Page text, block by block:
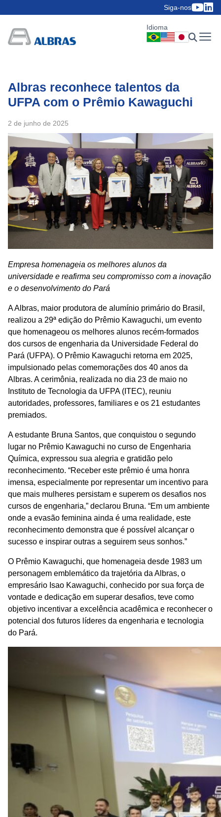
Siga-nos
Idioma
Albras reconhece talentos da
UFPA com o Prêmio Kawaguchi
2 de junho de 2025
Empresa homenageia os melhores alunos da
universidade e reafirma seu compromisso com a inovação
e o desenvolvimento do Pará
A Albras, maior produtora de alumínio primário do Brasil,
realizou a 29ª edição do Prêmio Kawaguchi, um evento
que homenageou os melhores alunos recém-formados
dos cursos de engenharia da Universidade Federal do
Pará (UFPA). O Prêmio Kawaguchi retorna em 2025,
impulsionado pelas comemorações dos 40 anos da
Albras. A cerimônia, realizada no dia 23 de maio no
Instituto de Tecnologia da UFPA (ITEC), reuniu
autoridades, professores, familiares e os 21 estudantes
premiados.
A estudante Bruna Santos, que conquistou o segundo
lugar no Prêmio Kawaguchi no curso de Engenharia
Química, expressou sua alegria e gratidão pelo
reconhecimento. “Receber este prêmio é uma honra
imensa, especialmente por representar um incentivo para
que mais mulheres persistam e superem os desafios nos
cursos de engenharia,” declarou Bruna. “Em um ambiente
onde a evasão feminina ainda é uma realidade, este
reconhecimento demonstra que é possível alcançar o
sucesso e inspirar outras a seguirem seus sonhos.”
O Prêmio Kawaguchi, que homenageia desde 1983 um
personagem emblemático da trajetória da Albras, o
empresário Isao Kawaguchi, conhecido por sua força de
vontade e dedicação em superar desafios, teve como
objetivo incentivar a excelência acadêmica e reconhecer o
potencial dos futuros líderes da engenharia e tecnologia
do Pará.